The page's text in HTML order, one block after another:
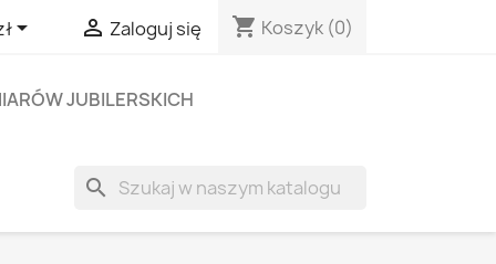
  Zaloguj się shopping_cart Koszyk (0)
JUBILERSKICH
search